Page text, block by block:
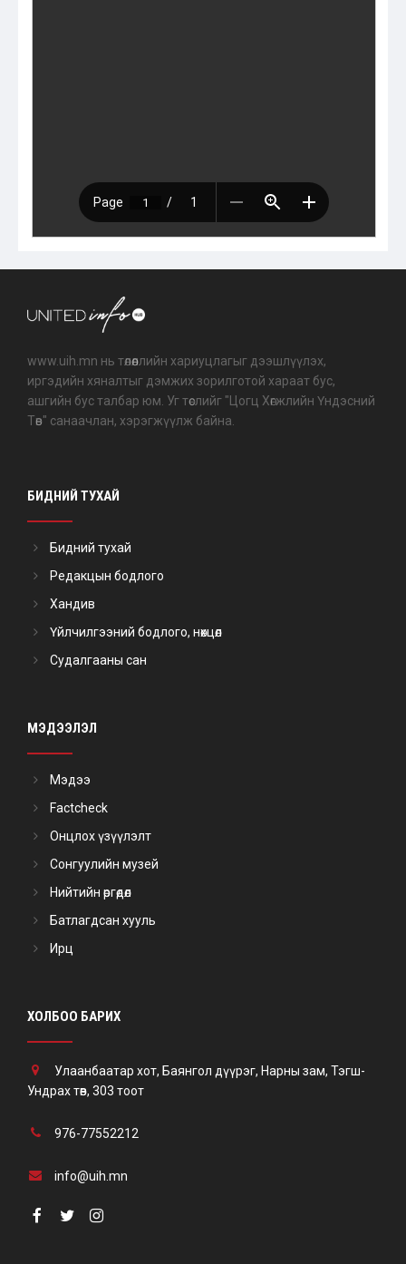
www.uih.mn нь төлөөллийн хариуцлагыг дээшлүүлэх,
иргэдийн хяналтыг дэмжих зорилготой хараат бус,
ашгийн бус талбар юм. Уг төслийг "Цогц Хөгжлийн Үндэсний
Төв" санаачлан, хэрэгжүүлж байна.
БИДНИЙ ТУХАЙ
Бидний тухай
Редакцын бодлого
Хандив
Үйлчилгээний бодлого, нөхцөл
Судалгааны сан
МЭДЭЭЛЭЛ
Мэдээ
Factcheck
Онцлох үзүүлэлт
Сонгуулийн музей
Нийтийн өргөдөл
Батлагдсан хууль
Ирц
ХОЛБОО БАРИХ
Улаанбаатар хот, Баянгол дүүрэг, Нарны зам, Тэгш-
Ундрах төв, 303 тоот
976-77552212
info@uih.mn